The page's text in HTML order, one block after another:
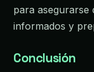
para asegurarse
informados y
Conclusión